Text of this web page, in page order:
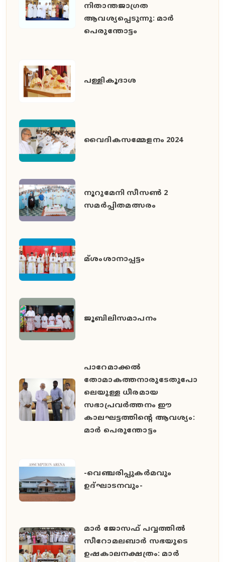
നിതാന്തജാഗ്രത
ആവശ്യപ്പെടുന്നു: മാർ
പെരുന്തോട്ടം
പള്ളികൂദാശ
വൈദികസമ്മേളനം 2024
നൂറുമേനി സീസൺ 2
സമർപ്പിതമത്സരം
മ്ശംശാനാപ്പട്ടം
ജൂബിലിസമാപനം
പാറേമാക്കൽ
തോമാകത്തനാരുടേതുപോ
ലെയുള്ള ധീരമായ
സഭാപ്രവർത്തനം ഈ
കാലഘട്ടത്തിൻ്റെ ആവശ്യം:
മാർ പെരുന്തോട്ടം
-വെഞ്ചരിപ്പുകർമവും
ഉദ്ഘാടനവും-
മാർ ജോസഫ് പവ്വത്തിൽ
സീറോമലബാർ സഭയുടെ
ഉഷകാലനക്ഷത്രം: മാർ